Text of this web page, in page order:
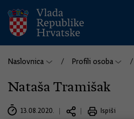
Naslovnica Profili osoba
Nataša Tramišak
13.08.2020. Ispiši